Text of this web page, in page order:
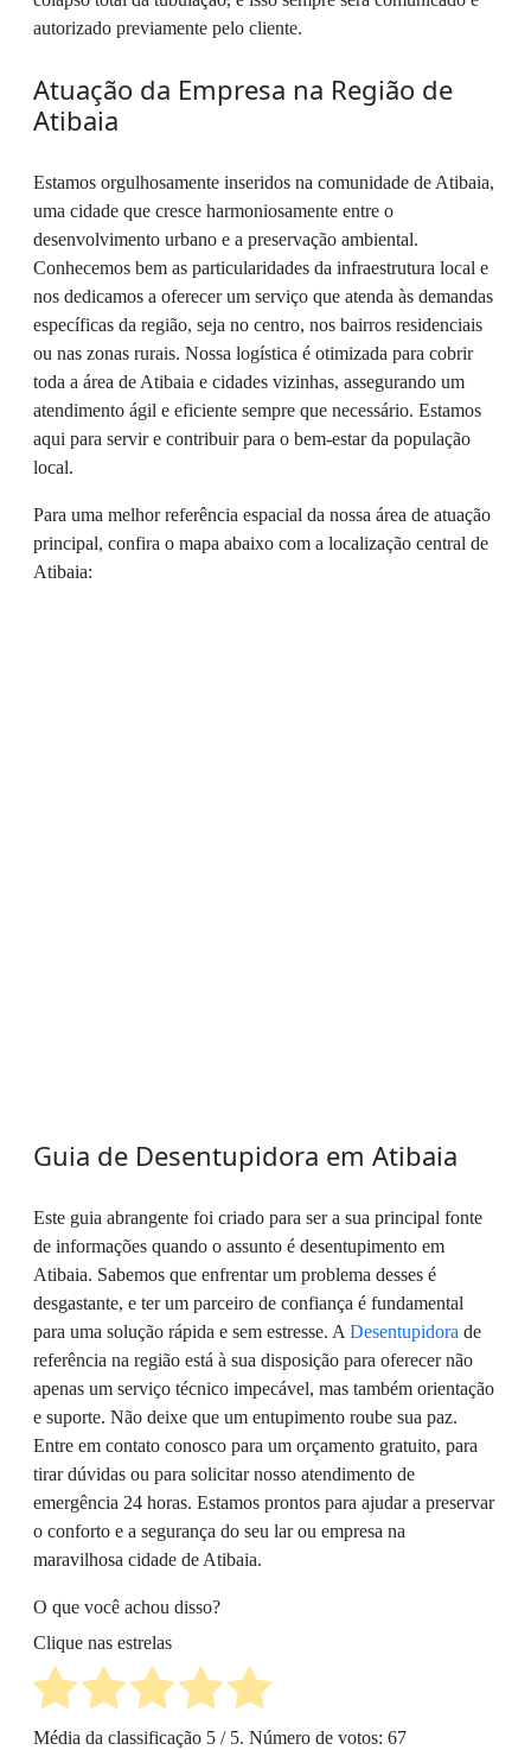
autorizado previamente pelo cliente.
Atuação da Empresa na Região de
Atibaia
Estamos orgulhosamente inseridos na comunidade de Atibaia,
uma cidade que cresce harmoniosamente entre o
desenvolvimento urbano e a preservação ambiental.
Conhecemos bem as particularidades da infraestrutura local e
nos dedicamos a oferecer um serviço que atenda às demandas
específicas da região, seja no centro, nos bairros residenciais
ou nas zonas rurais. Nossa logística é otimizada para cobrir
toda a área de Atibaia e cidades vizinhas, assegurando um
atendimento ágil e eficiente sempre que necessário. Estamos
aqui para servir e contribuir para o bem-estar da população
local.
Para uma melhor referência espacial da nossa área de atuação
principal, confira o mapa abaixo com a localização central de
Atibaia:
Guia de Desentupidora em Atibaia
Este guia abrangente foi criado para ser a sua principal fonte
de informações quando o assunto é desentupimento em
Atibaia. Sabemos que enfrentar um problema desses é
desgastante, e ter um parceiro de confiança é fundamental
para uma solução rápida e sem estresse. A Desentupidora de
referência na região está à sua disposição para oferecer não
apenas um serviço técnico impecável, mas também orientação
e suporte. Não deixe que um entupimento roube sua paz.
Entre em contato conosco para um orçamento gratuito, para
tirar dúvidas ou para solicitar nosso atendimento de
emergência 24 horas. Estamos prontos para ajudar a preservar
o conforto e a segurança do seu lar ou empresa na
maravilhosa cidade de Atibaia.
O que você achou disso?
Clique nas estrelas
Média da classificação 5 / 5. Número de votos: 67